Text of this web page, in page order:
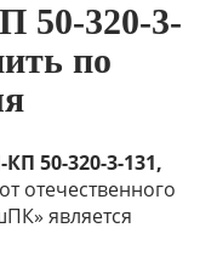
50-320-3-
по
50-320-3-131,
от отечественного
является